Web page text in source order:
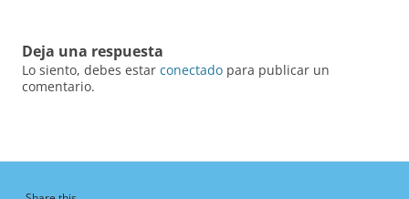
Deja una respuesta
Lo siento, debes estar conectado para publicar un
comentario.